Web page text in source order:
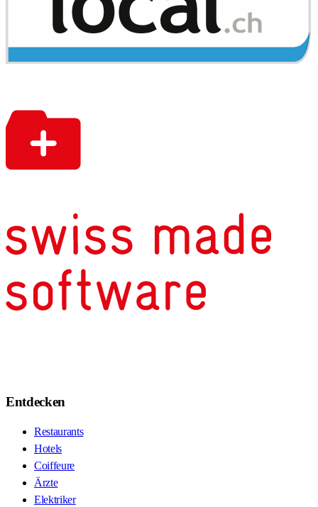
Entdecken
Restaurants
Hotels
Coiffeure
Ärzte
Elektriker